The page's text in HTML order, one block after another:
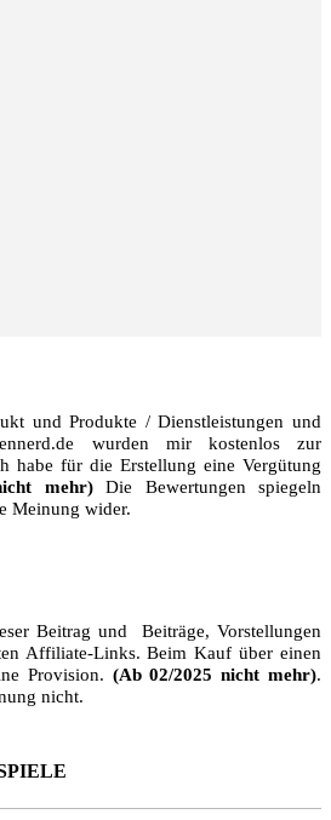
und Produkte / Dienstleistungen und
wurden mir kostenlos zur
habe für die Erstellung eine Vergütung
mehr)Die Bewertungen spiegeln
Meinung wider.
Beitrag und Beiträge, Vorstellungen
Affiliate-Links. Beim Kauf über einen
Provision. (Ab 02/2025 nicht mehr).
nicht.